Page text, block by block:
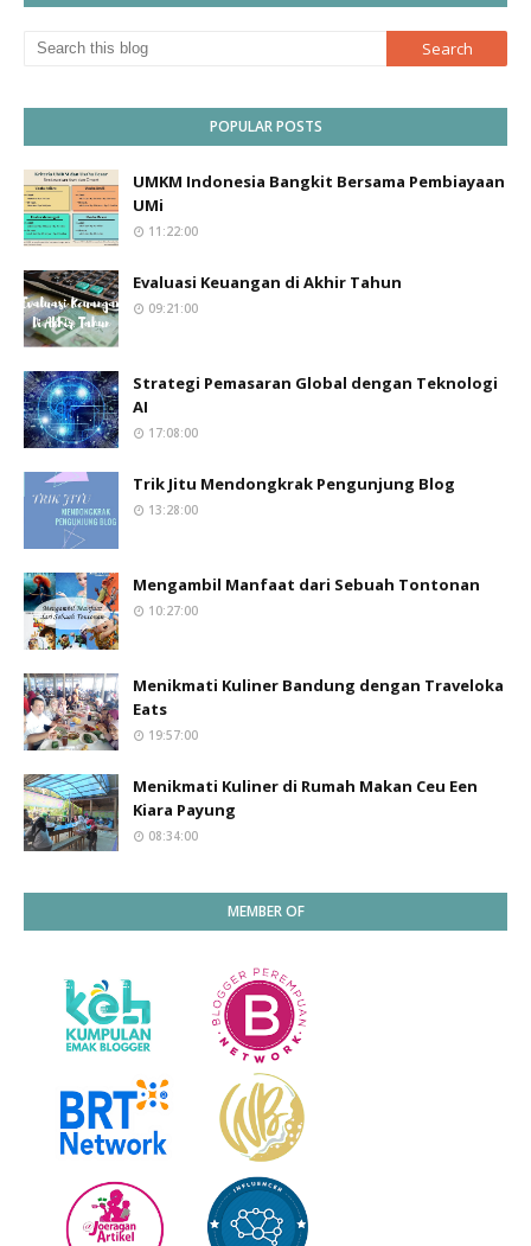
POPULAR POSTS
UMKM Indonesia Bangkit Bersama Pembiayaan
UMi
11:22:00
Evaluasi Keuangan di Akhir Tahun
09:21:00
Strategi Pemasaran Global dengan Teknologi
AI
17:08:00
Trik Jitu Mendongkrak Pengunjung Blog
13:28:00
Mengambil Manfaat dari Sebuah Tontonan
10:27:00
Menikmati Kuliner Bandung dengan Traveloka
Eats
19:57:00
Menikmati Kuliner di Rumah Makan Ceu Een
Kiara Payung
08:34:00
MEMBER OF